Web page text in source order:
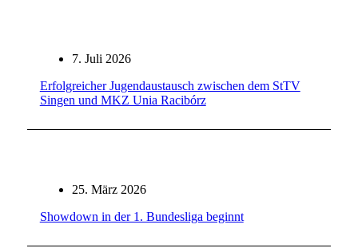
7. Juli 2026
Erfolgreicher Jugendaustausch zwischen dem StTV
Singen und MKZ Unia Racibórz
25. März 2026
Showdown in der 1. Bundesliga beginnt